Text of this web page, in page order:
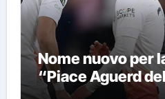
Nome nuovo per
“Piace Aguerd